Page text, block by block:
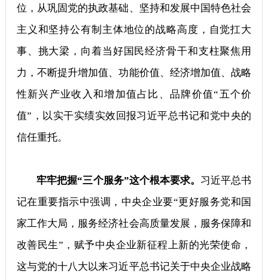
位，从巩固党的执政基础、坚持和发展中国特色社会
主义和坚持公有制主体地位的战略高度，自觉扛大
事、挑大梁，向着当好国民经济骨干和支柱聚焦用
力，不断提升增加值、功能价值、经济增加值、战略
性新兴产业收入和增加值占比、品牌价值“五个价
值”，以实干实绩实效回报习近平总书记和党中央的
信任重托。
牢牢把握“三个服务”这个根本要求。 习近平总书
记在重要指示中强调，中央企业要“更好服务党和国
家工作大局，服务经济社会高质量发展，服务保障和
改善民生”，赋予中央企业新征程上新的光荣使命，
这与党的十八大以来习近平总书记关于中央企业战略